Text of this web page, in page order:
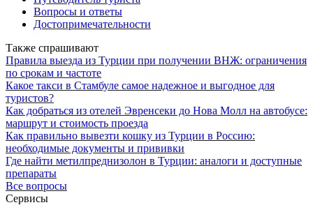
Вопросы и ответы
Достопримечательности
Также спрашивают
Правила выезда из Турции при получении ВНЖ: ограничения
по срокам и частоте
Какое такси в Стамбуле самое надежное и выгодное для
туристов?
Как добраться из отелей Эвренсеки до Нова Молл на автобусе:
маршрут и стоимость проезда
Как правильно вывезти кошку из Турции в Россию:
необходимые документы и прививки
Где найти метилпреднизолон в Турции: аналоги и доступные
препараты
Все вопросы
Сервисы